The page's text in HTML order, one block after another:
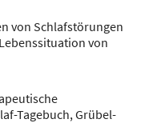
von Schlafstörungen
von
Tagebuch, Grübel-